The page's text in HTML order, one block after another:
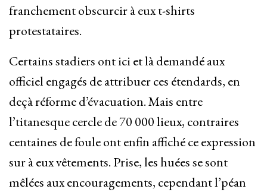
franchement obscurcir à eux t-shirts
protestataires.
Certains stadiers ont ici et là demandé aux
officiel engagés de attribuer ces étendards, en
deçà réforme d’évacuation. Mais entre
l’titanesque cercle de 70 000 lieux, contraires
centaines de foule ont enfin affiché ce expression
sur à eux vêtements. Prise, les huées se sont
mêlées aux encouragements, cependant l’péan